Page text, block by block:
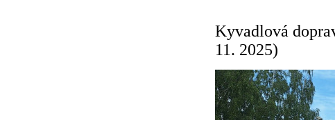
Kyvadlová
11. 2025)